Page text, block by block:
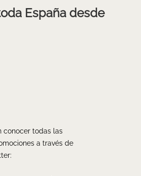
España desde
conocer todas las
a través de